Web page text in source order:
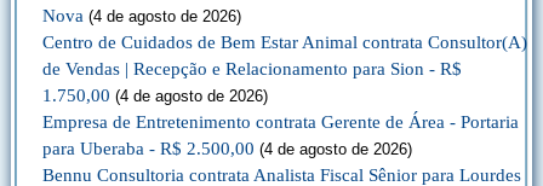
Nova (4 de agosto de 2026)
Centro de Cuidados de Bem Estar Animal contrata Consultor(A)
de Vendas | Recepção e Relacionamento para Sion - R$
1.750,00 (4 de agosto de 2026)
Empresa de Entretenimento contrata Gerente de Área - Portaria
para Uberaba - R$ 2.500,00 (4 de agosto de 2026)
Bennu Consultoria contrata Analista Fiscal Sênior para Lourdes